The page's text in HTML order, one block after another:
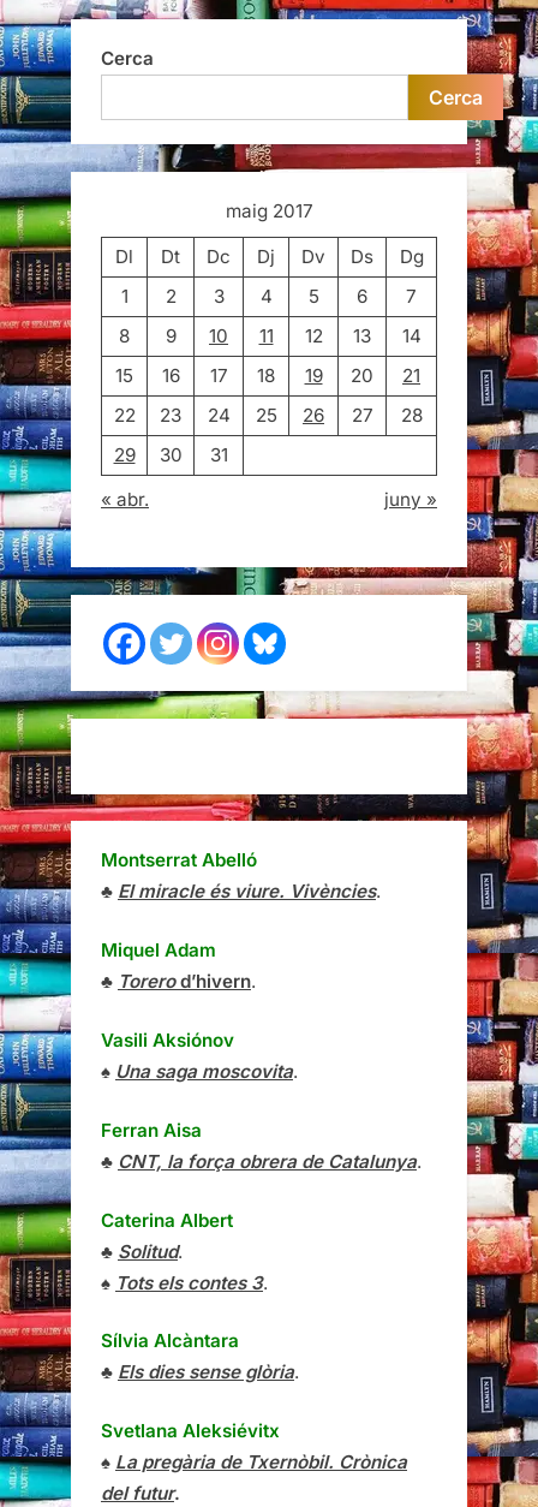
Cerca
Cerca
maig 2017
Dl
Dt Dc Dj Dv Ds
Dg
1
2 3 4 5 6
7
8
9 10 11 12 13
14
15
16 17 18 19 20
21
22
23 24 25 26 27
28
29
30
31
« abr.
juny »
Montserrat Abelló
♣ El miracle és viure. Vivències.
Miquel Adam
♣ Torerod’hivern.
Vasili Aksiónov
♠ Una saga moscovita.
Ferran Aisa
♣ CNT, la força obrera de Catalunya.
Caterina Albert
♣ Solitud.
♠ Tots els contes 3.
Sílvia Alcàntara
♣ Els dies sense glòria.
Svetlana Aleksiévitx
♠ La pregària de Txernòbil. Crònica
del futur.